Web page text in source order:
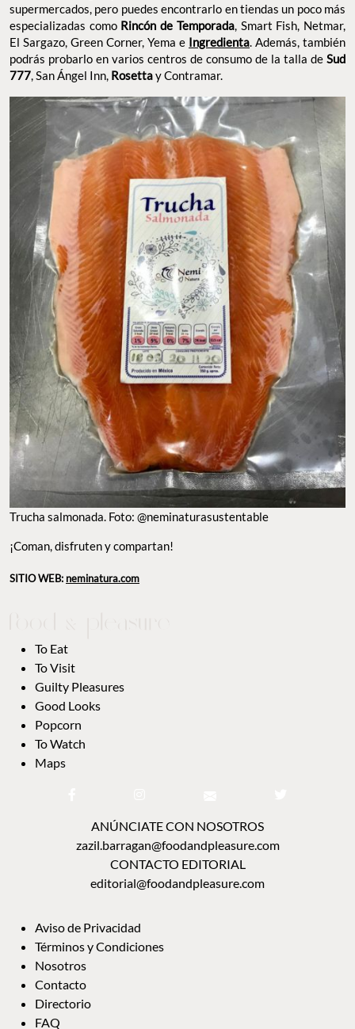
supermercados, pero puedes encontrarlo en tiendas un poco más
especializadas como Rincón de Temporada, Smart Fish, Netmar,
El Sargazo, Green Corner, Yema e Ingredienta. Además, también
podrás probarlo en varios centros de consumo de la talla de Sud
777, San Ángel Inn, Rosettay Contramar.
Trucha salmonada. Foto: @neminaturasustentable
¡Coman, disfruten y compartan!
SITIO WEB: neminatura.com
To Eat
To Visit
Guilty Pleasures
Good Looks
Popcorn
To Watch
Maps
ANÚNCIATE CON NOSOTROS
zazil.barragan@foodandpleasure.com
CONTACTO EDITORIAL
editorial@foodandpleasure.com
Aviso de Privacidad
Términos y Condiciones
Nosotros
Contacto
Directorio
FAQ